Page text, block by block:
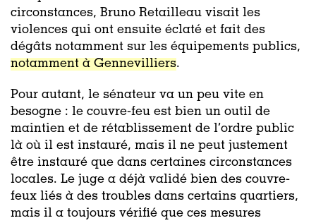
circonstances, Bruno Retailleau visait les
violences qui ont ensuite éclaté et fait des
dégâts notamment sur les équipements publics,
notamment à Gennevilliers.
Pour autant, le sénateur va un peu vite en
besogne : le couvre-feu est bien un outil de
maintien et de rétablissement de l’ordre public
là où il est instauré, mais il ne peut justement
être instauré que dans certaines circonstances
locales. Le juge a déjà validé bien des couvre-
feux liés à des troubles dans certains quartiers,
mais il a toujours vérifié que ces mesures